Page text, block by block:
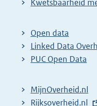
E
t
e
r
l
Kwetsbaarheid
Open data
Linked Data
PUC Open Data
MijnOverheid.nl
E
Rijksoverheid.nl